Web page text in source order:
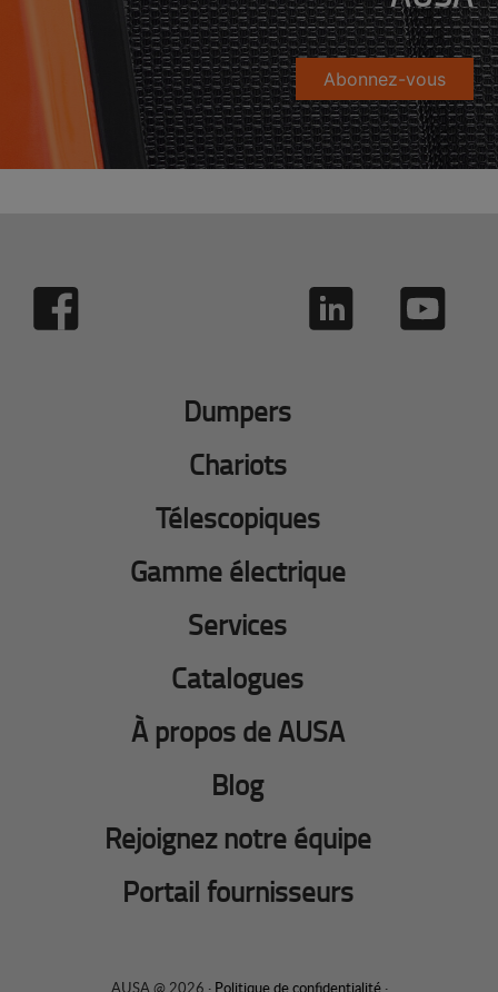
Abonnez-vous
Dumpers
Chariots
Télescopiques
Gamme électrique
Services
Catalogues
À propos de AUSA
Blog
Rejoignez notre équipe
Portail fournisseurs
AUSA @ 2026 · Politique de confidentialité·